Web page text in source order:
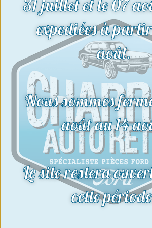
31 juillet et le 07
expediées à
août.
Nous sommes
août au 14
Le site restera
cette